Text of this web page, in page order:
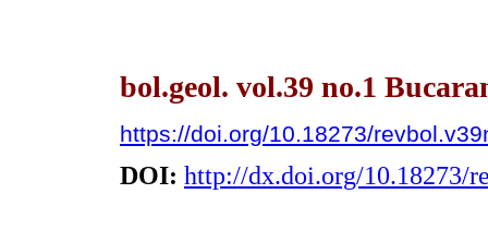
bol.geol. vol.39 no.1
https://doi.org/10.18273/
DOI: http://dx.doi.org/10.18273/